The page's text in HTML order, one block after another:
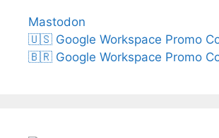
Mastodon
🇺🇸 Google Workspace Promo
🇧🇷 Google Workspace Promo